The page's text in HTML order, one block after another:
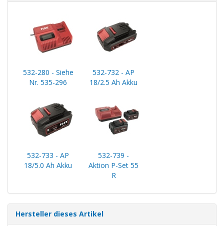
532-280 - Siehe
Nr. 535-296
532-732 - AP
18/2.5 Ah Akku
532-733 - AP
18/5.0 Ah Akku
532-739 -
Aktion P-Set 55
R
Hersteller dieses Artikel